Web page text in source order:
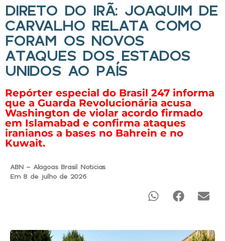
DIRETO DO IRÃ: JOAQUIM DE
CARVALHO RELATA COMO
FORAM OS NOVOS
ATAQUES DOS ESTADOS
UNIDOS AO PAÍS
Repórter especial do Brasil 247 informa
que a Guarda Revolucionária acusa
Washington de violar acordo firmado
em Islamabad e confirma ataques
iranianos a bases no Bahrein e no
Kuwait.
ABN - Alagoas Brasil Noticias
Em 8 de julho de 2026